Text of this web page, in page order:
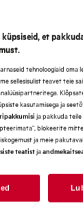
säästab
lõhnad ja
et
tehnoloogiaid oma
sellesisulist teavet teie
kasutamisega ja
ja pakkuda
blokeerite
ja meie
teatistja